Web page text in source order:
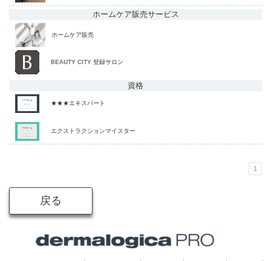
ホームケア販売サービス
ホームケア販売
BEAUTY CITY 登録サロン
資格
★★★エキスパート
エクストラクションマイスター
1
戻る